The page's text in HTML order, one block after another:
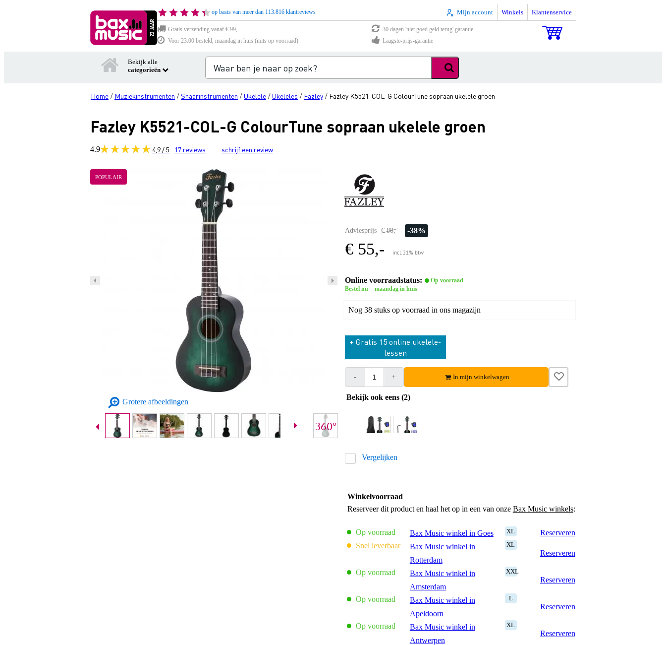
op basis van meer dan 113.816 klantreviews Mijn account Winkels Klantenservice
Gratis verzending vanaf € 99,-
30 dagen 'niet goed geld terug' garantie
Voor 23:00 besteld, maandag in huis (mits op voorraad)
Laagste-prijs-garantie
Bekijk alle
categorieën
Home / Muziekinstrumenten /Snaarinstrumenten /Ukelele /Ukeleles / Fazley / Fazley K5521-COL-G ColourTune sopraan ukelele groen
Fazley K5521-COL-G ColourTune sopraan ukelele groen
4.9 4,9 / 5 17reviews schrijf een review
POPULAIR
Grotere afbeeldingen
Adviesprijs € 88,- -38%
€ 55,- incl. 21% btw
Online voorraadstatus:
Op voorraad
Bestel nu = maandag in huis
Nog 38 stuks op voorraad in ons magazijn
+ Gratis 15 online ukelele-
lessen
- + In mijn winkelwagen
Bekijk ook eens (2)
Vergelijken
Winkelvoorraad
Reserveer dit product en haal het op in een van onze Bax Music winkels:
Op voorraad Bax Music winkel in Goes XL
Reserveren
Snel leverbaar
Bax Music winkel in
Rotterdam
XL
Reserveren
Op voorraad
Bax Music winkel in
Amsterdam
XXL
Reserveren
Op voorraad
Bax Music winkel in
Apeldoorn
L
Reserveren
Op voorraad
Bax Music winkel in
Antwerpen
XL
Reserveren